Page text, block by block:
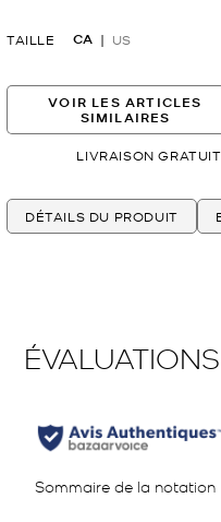
TAILLE CA US
VOIR LES ARTICLES
SIMILAIRES
LIVRAISON
DÉTAILS DU PRODUIT